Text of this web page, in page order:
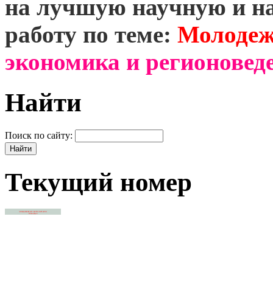
на лучшую научную и
работу по теме:
экономика и
Найти
Поиск по сайту:
Текущий номер